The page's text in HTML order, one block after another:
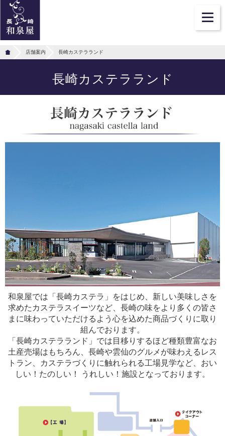
店舗案内 長崎カステラランド
長崎カステラランド
和泉屋では「長崎カステラ」をはじめ、新しい美味しさを
求めたカステラスイーツなど、長崎の味をより多くの皆さ
まに味わっていただけるよう心を込めた商品づくりに取り
組んでおります。
「長崎カステラランド」では目移りするほど種類豊富なお
土産売場はもちろん、長崎や雲仙のグルメが味わえるレス
トラン、カステラづくりに触れられる工場見学など、おい
しい！たのしい！ うれしい！施設となっております。